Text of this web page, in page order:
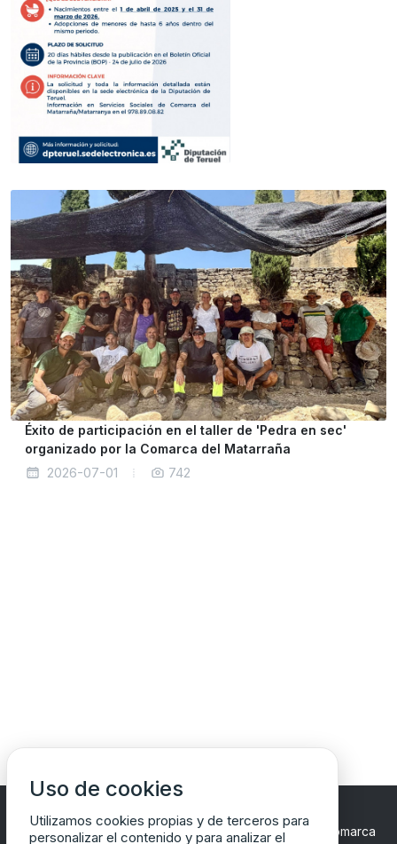
Éxito de participación en el taller de 'Pedra en sec'
organizado por la Comarca del Matarraña
2026-07-01
742
Copyrights © 2024 Todos los Derechos Reservados Comarca
Uso de cookies
Utilizamos cookies propias y de terceros para
personalizar el contenido y para analizar el